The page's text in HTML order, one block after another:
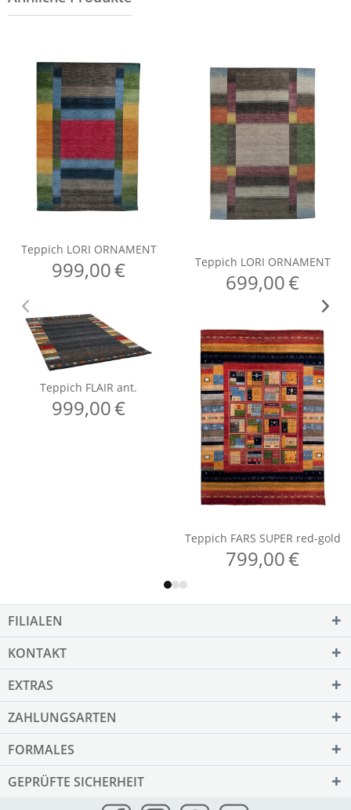
FILIALEN
KONTAKT
EXTRAS
ZAHLUNGSARTEN
FORMALES
GEPRÜFTE SICHERHEIT